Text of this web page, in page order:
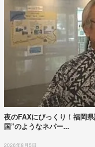
夜のFAXにびっくり！福岡
国”のようなネパー...
2026年8月5日